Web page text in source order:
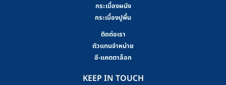
กระเบื้องผนัง
กระเบื้องปูพื้น
ติดต่อเรา
ตัวแทนจำหน่าย
อี-แคตตาล็อก
KEEP IN TOUCH